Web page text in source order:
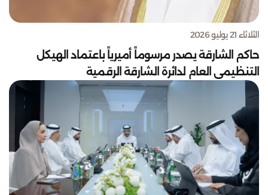
الثلاثاء 21 يوليو 2026
حاكم الشارقة يصدر مرسوماً أميرياً باعتماد الهيكل
التنظيمي العام لدائرة الشارقة الرقمية